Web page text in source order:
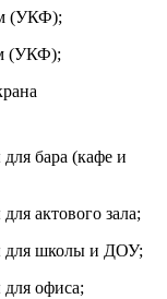
(УКФ);
(УКФ);
бара (кафе и
актового зала;
для школы и ДОУ;
офиса;